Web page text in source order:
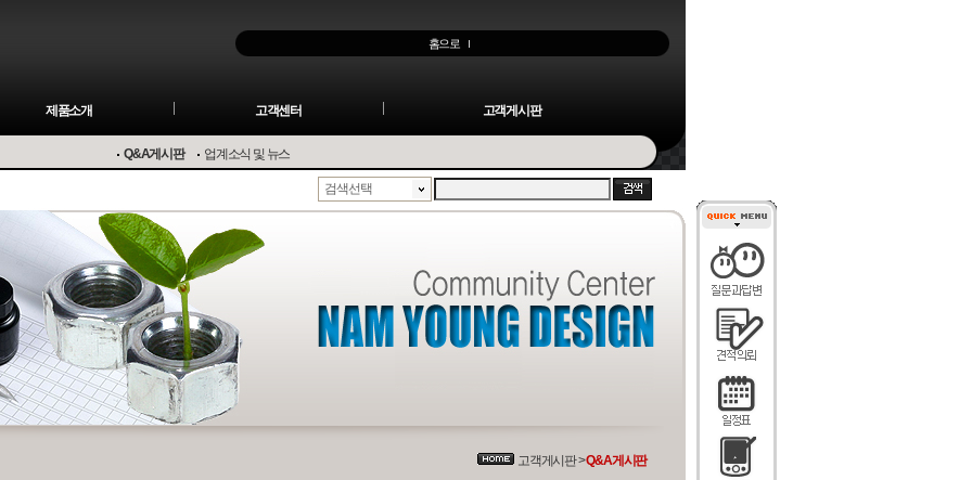
홈으로
제품소개 고객센터 고객게시판
Q&A게시판 업계소식 및 뉴스
검색선택
고객게시판 >Q&A게시판